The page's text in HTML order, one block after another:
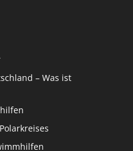
– Was ist